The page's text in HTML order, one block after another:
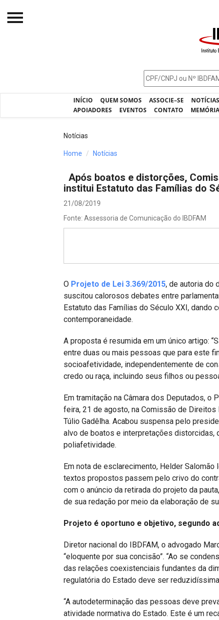
INÍCIO QUEM SOMOS ASSOCIE–SE
APOIADORES
EVENTOS CONTATO
Processos - IBDFAM
Projetos do IBDFAM
Alienação Parental
IBDFAM Educacional
Notícias
Home Notícias
Após boatos e distorções,
institui Estatuto das Famílias do
21/08/2019
Fonte: Assessoria de Comunicação do IBDFAM
O Projeto de Lei 3.369/2015, de autoria do
suscitou calorosos debates entre
Estatuto das Famílias do Século XXI,
contemporaneidade.
A proposta é resumida em um único artigo:
entre duas ou mais pessoas que para este
socioafetividade, independentemente de
credo ou raça, incluindo seus filhos ou
Em tramitação na Câmara dos Deputados,
feira, 21 de agosto, na Comissão de
Túlio Gadêlha. Acabou suspensa pelo
alvo de boatos e interpretações distorcidas,
poliafetividade.
Em nota de esclarecimento, Helder
textos propostos passem pelo crivo do
com o anúncio da retirada do projeto da
de sua redação por meio da elaboração de
Projeto é oportuno e objetivo, segundo
Diretor nacional do IBDFAM, o advogado
“eloquente por sua concisão”. “Ao se
das relações coexistenciais fundantes da
regulatória do Estado deve ser
“A autodeterminação das pessoas deve
atividade normativa do Estado. Este é um